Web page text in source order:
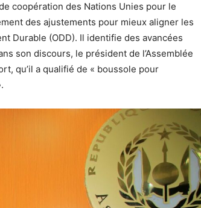
coopération des Nations Unies pour le
des ajustements pour mieux aligner les
Durable (ODD). Il identifie des avancées
son discours, le président de l’Assemblée
qu’il a qualifié de « boussole pour